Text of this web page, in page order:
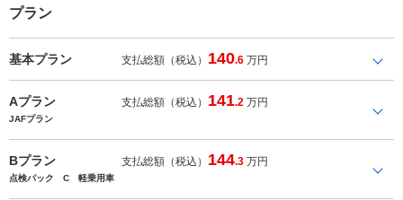
プラン
基本プラン 支払総額（税込） 140.6 万円
Aプラン 支払総額（税込） 141.2 万円
JAFプラン
Bプラン 支払総額（税込） 144.3 万円
点検パック C 軽乗用車